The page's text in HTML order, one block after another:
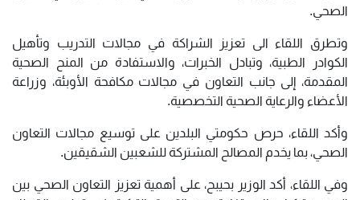
الصحي.
وتطرق اللقاء الى تعزيز الشراكة في مجالات التدريب وتأهيل
الكوادر الطبية، وتبادل الخبرات، والاستفادة من المنح الصحية
المقدمة، إلى جانب التعاون في مجالات مكافحة الأوبئة، وزراعة
الأعضاء والرعاية الصحية التخصصية.
وأكد اللقاء، حرص حكومتي البلدين على توسيع مجالات التعاون
الصحي، بما يخدم المصالح المشتركة للشعبين الشقيقين.
وفي اللقاء، أكد الوزير بحيبح، على أهمية تعزيز التعاون الصحي بين